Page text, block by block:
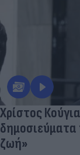
Χρίστος
ζωή»